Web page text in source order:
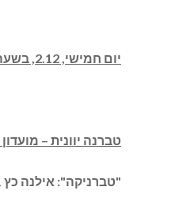
יום חמישי, 2.12, בשעה 20:00, אולם עינן- עזריאלי. מחיר: 45 ₪.
טברנה יוונית –
"טברניקה": אילנה כץ